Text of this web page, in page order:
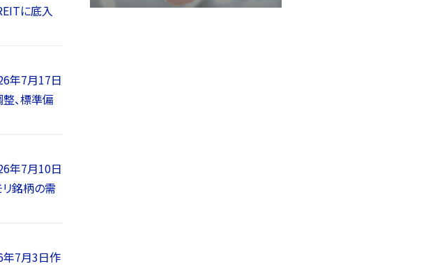
に底入
年7月17日
、標準偏
年7月10日
リ銘柄の需
年7月3日作